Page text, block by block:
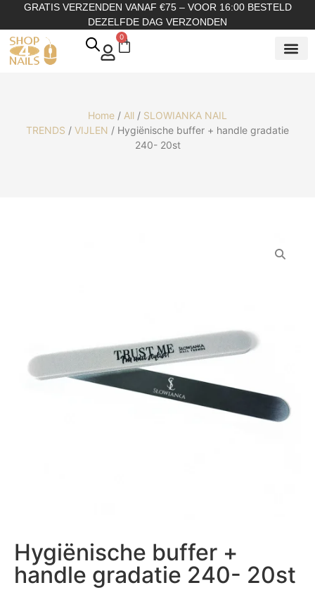
GRATIS VERZENDEN VANAF €75 – VOOR 16:00 BESTELD
DEZELFDE DAG VERZONDEN
0
Home / All / SLOWIANKA NAIL
TRENDS / VIJLEN / Hygiënische buffer + handle gradatie
240- 20st
Hygiënische buffer +
handle gradatie 240- 20st